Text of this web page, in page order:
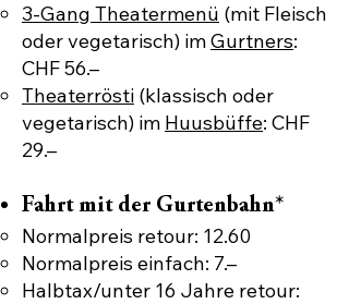
3-Gang Theatermenü (mit Fleisch
oder vegetarisch) imGurtners:
CHF 56.–​
Theaterrösti (klassisch oder
vegetarisch) im Huusbüffe: CHF
29.–
Fahrt mit der Gurtenbahn*
Normalpreis retour: 12.60
Normalpreis einfach: 7.–
Halbtax/unter 16 Jahre retour: